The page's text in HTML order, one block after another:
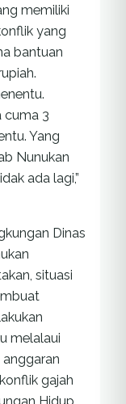
memiliki
yang
bantuan
cuma 3
Yang
Nunukan
ada lagi,”
Dinas
situasi
melalaui
gajah